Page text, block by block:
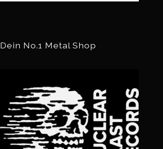
Dein No.1 Metal Shop